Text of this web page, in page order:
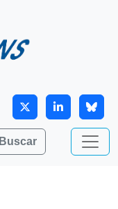
Buscar